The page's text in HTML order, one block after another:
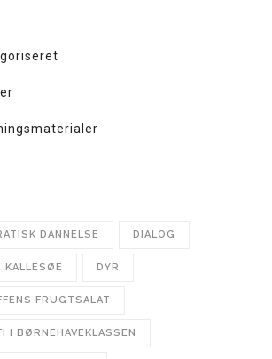
DANNELSE DIALOG
KALLESØE DYR
FRUGTSALAT
I BØRNEHAVEKLASSEN